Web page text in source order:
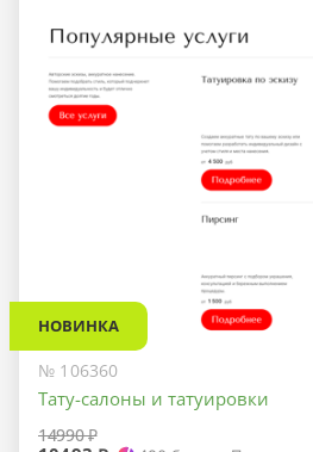
НОВИНКА
№ 106360
Тату-салоны и татуировки
14990 ₽